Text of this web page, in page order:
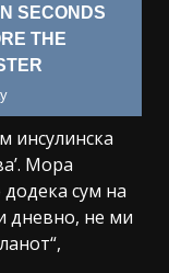
инсулинска
Мора
сум на
дневно, не ми